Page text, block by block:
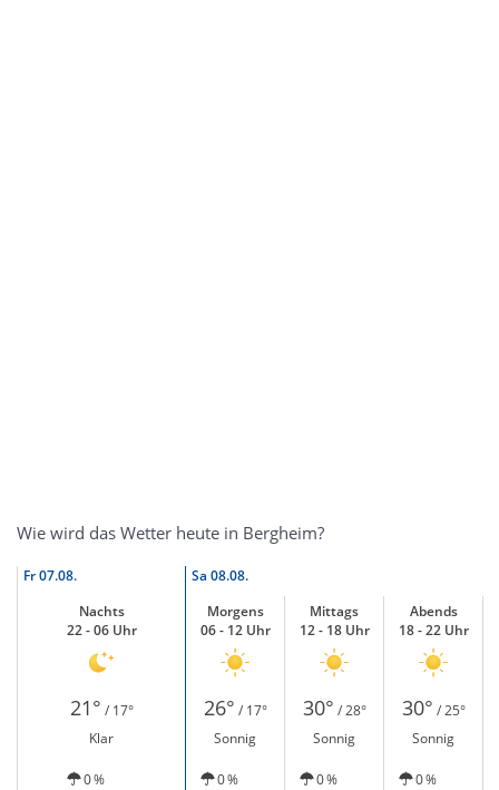
Wie wird das Wetter heute in Bergheim?
Fr07.08. Sa 08.08.
Nachts
22 - 06 Uhr
Morgens
06 - 12 Uhr
Mittags
12 - 18 Uhr
Abends
18 - 22 Uhr
21° / 17° 26° / 17° 30° / 28° 30° / 25°
Klar
Sonnig Sonnig Sonnig
0 % 0 % 0 % 0 %